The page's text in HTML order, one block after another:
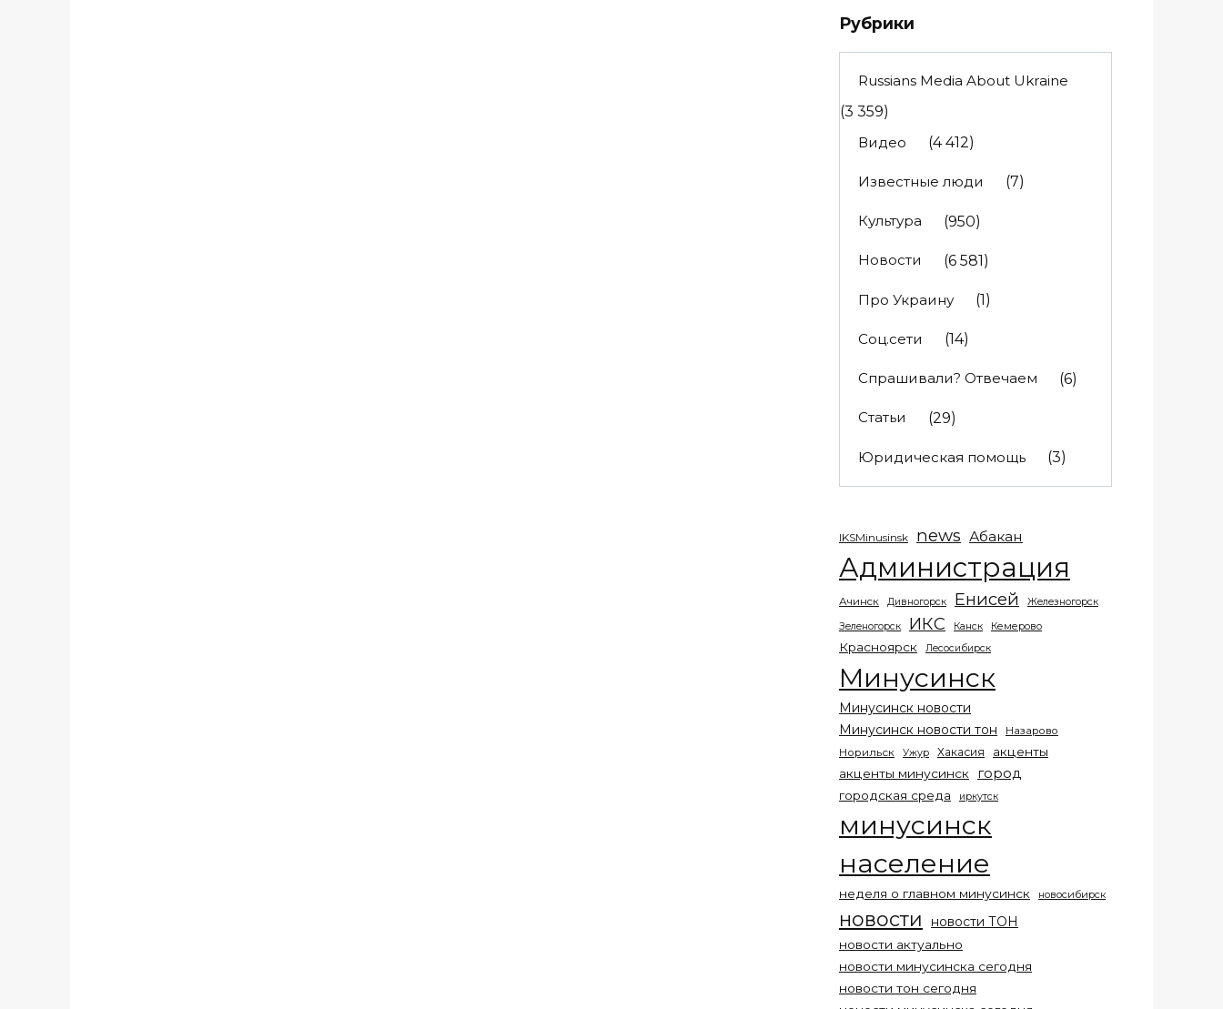
Рубрики
Russians Media About Ukraine
(3 359)
Видео
(4 412)
Известные люди (7)
Культура (950)
Новости (6 581)
Про Украину (1)
Соц.сети (14)
Спрашивали? Отвечаем (6)
Статьи (29)
Юридическая помощь (3)
IKSMinusinsk news Абакан
Администрация
Ачинск Дивногорск Енисей Железногорск
Зеленогорск ИКС Канск Кемерово
Красноярск Лесосибирск
Минусинск
Минусинск новости
Минусинск новости тон
Назарово
Норильск
Ужур Хакасия
акценты
акценты минусинск
город
городская среда иркутск
минусинск
население
неделя о главном минусинск новосибирск
новости новости ТОН
новости актуально
новости минусинска сегодня
новости тон сегодня